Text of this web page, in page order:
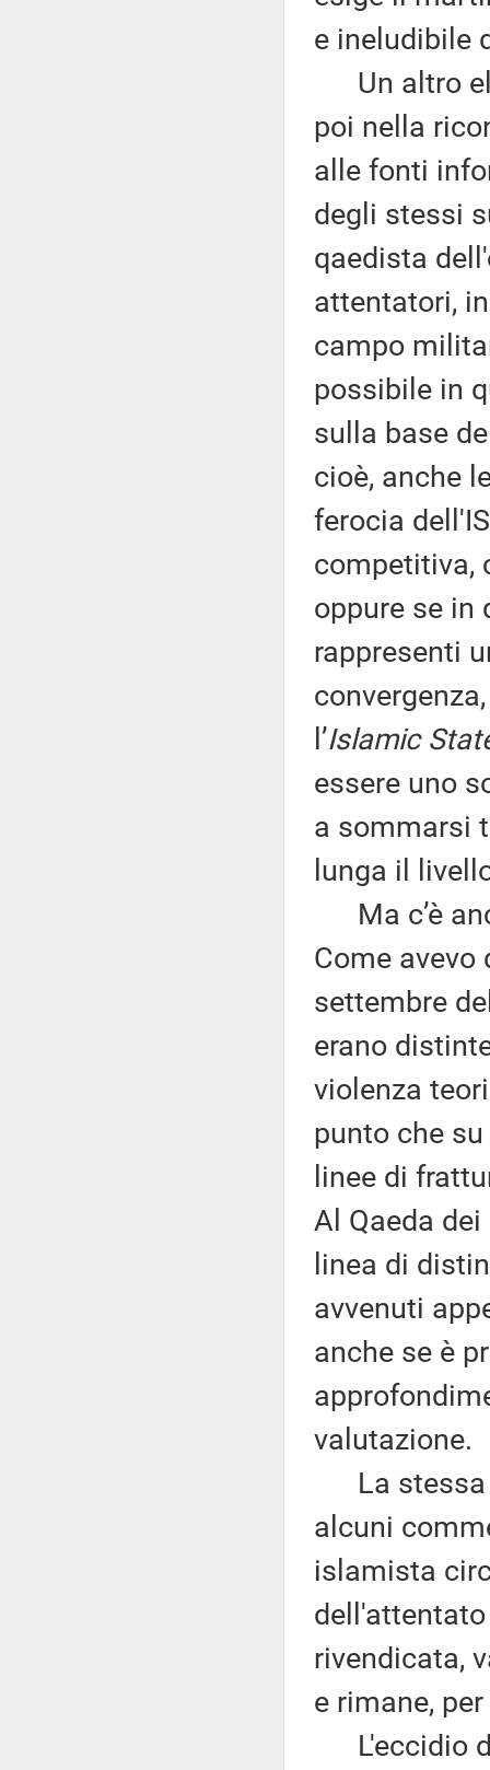
e ineludibile
Un altro
poi nella
alle fonti
degli stessi
qaedista
attentatori,
campo
possibile in
sulla base
cioè, anche
ferocia
competitiva,
oppure se in
rappresenti
l’Islamic
essere uno
a sommarsi
lunga il
Ma c’è
Come
settembre
erano
violenza
punto che
linee di
Al Qaeda
linea di
avvenuti
anche se è
valutazione.
La stessa
alcuni
islamista
rivendicata,
e rimane,
L'eccidio